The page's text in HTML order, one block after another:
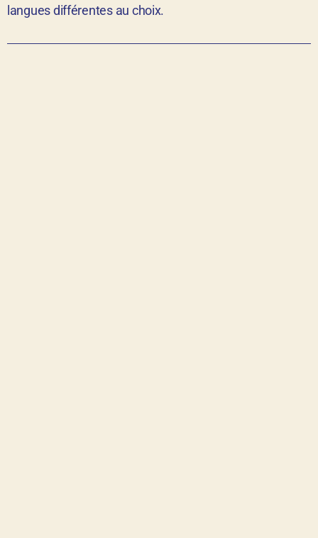
langues différentes au choix.